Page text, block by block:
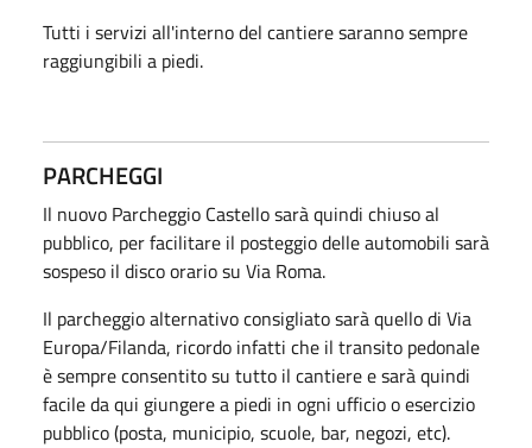
Tutti i servizi all'interno del cantiere saranno sempre
raggiungibili a piedi.
PARCHEGGI
Il nuovo Parcheggio Castello sarà quindi chiuso al
pubblico, per facilitare il posteggio delle automobili sarà
sospeso il disco orario su Via Roma.
Il parcheggio alternativo consigliato sarà quello di Via
Europa/Filanda, ricordo infatti che il transito pedonale
è sempre consentito su tutto il cantiere e sarà quindi
facile da qui giungere a piedi in ogni ufficio o esercizio
pubblico (posta, municipio, scuole, bar, negozi, etc).